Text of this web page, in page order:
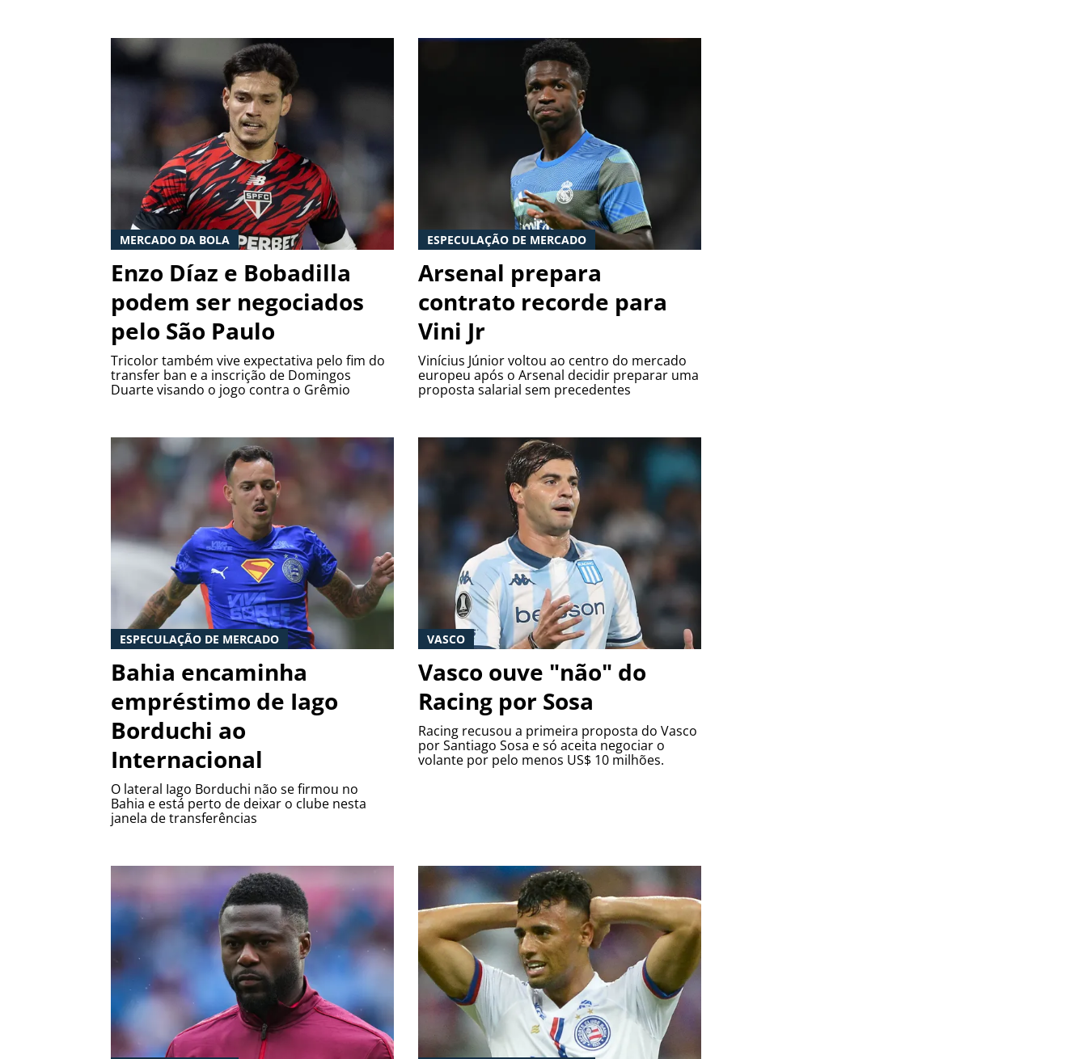
MERCADO DA BOLA
Enzo Díaz e Bobadilla
podem ser negociados
pelo São Paulo
Tricolor também vive expectativa pelo fim do
transfer ban e a inscrição de Domingos
Duarte visando o jogo contra o Grêmio
ESPECULAÇÃO DE MERCADO
Arsenal prepara
contrato recorde para
Vini Jr
Vinícius Júnior voltou ao centro do mercado
europeu após o Arsenal decidir preparar uma
proposta salarial sem precedentes
ESPECULAÇÃO DE MERCADO
Bahia encaminha
empréstimo de Iago
Borduchi ao
Internacional
O lateral Iago Borduchi não se firmou no
Bahia e está perto de deixar o clube nesta
janela de transferências
VASCO
Vasco ouve "não" do
Racing por Sosa
Racing recusou a primeira proposta do Vasco
por Santiago Sosa e só aceita negociar o
volante por pelo menos US$ 10 milhões.